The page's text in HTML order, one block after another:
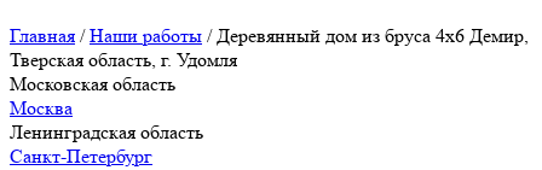
Главная /Наши работы /Деревянный дом из бруса 4х6 Демир,
Тверская область, г. Удомля
Московская область
Москва
Ленинградская область
Санкт-Петербург